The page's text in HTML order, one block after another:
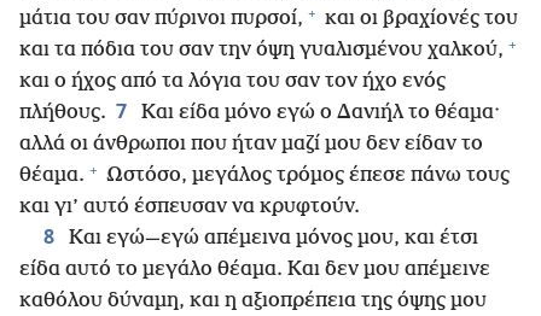
μάτια του σαν πύρινοι πυρσοί, + και οι βραχίονές του
και τα πόδια του σαν την όψη γυαλισμένου χαλκού, +
και ο ήχος από τα λόγια του σαν τον ήχο ενός
πλήθους. 7
Και είδα μόνο εγώ ο Δανιήλ το θέαμα·
αλλά οι άνθρωποι που ήταν μαζί μου δεν είδαν το
θέαμα. + Ωστόσο, μεγάλος τρόμος έπεσε πάνω τους
και γι’ αυτό έσπευσαν να κρυφτούν.
8
Και εγώ—εγώ απέμεινα μόνος μου, και έτσι
είδα αυτό το μεγάλο θέαμα. Και δεν μου απέμεινε
καθόλου δύναμη, και η αξιοπρέπεια της όψης μου